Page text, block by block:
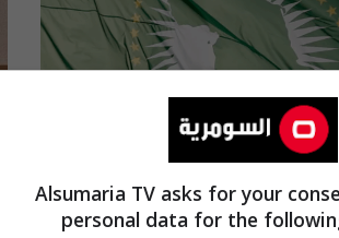
الاتحاد الافريقي: نلتقي بكل
Alsumaria TV asks for your
personal data for the